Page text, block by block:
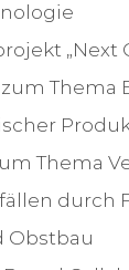
„Next
Thema
Thema
durch
Obstbau